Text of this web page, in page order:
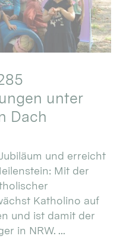
unter
Dach
und erreicht
Mit der
Katholino auf
und ist damit der
in NRW. ...